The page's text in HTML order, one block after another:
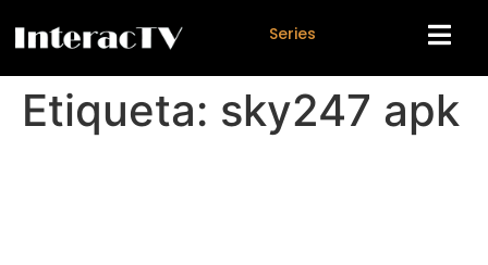
Series
Etiqueta: sky247 apk